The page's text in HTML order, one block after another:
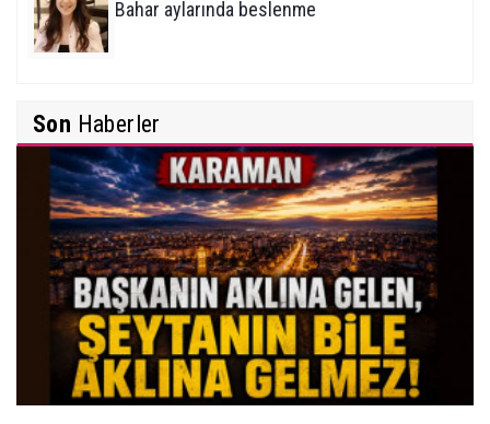
Bahar aylarında beslenme
Tiroid Nodüllerine (Bezelerine) Yaklaşım
İbrahim Solmaz
Yunus Emre Türkçe'nin Nesi Olur?
Davut Karaman
Neme lazım, biri yapar!
Son Haberler